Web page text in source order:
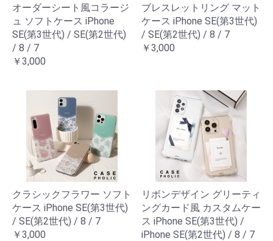
オーダーシート風コラージ
ュ ソフトケース iPhone
SE(第3世代) / SE(第2世代)
/ 8 / 7
￥3,000
ブレスレットリング マット
ケース iPhone SE(第3世代)
/ SE(第2世代) / 8 / 7
￥3,000
クラシックフラワー ソフト
ケース iPhone SE(第3世代)
/ SE(第2世代) / 8 / 7
￥3,000
リボンデザイン グリーティ
ングカード風 カスタムケー
ス iPhone SE(第3世代) /
iPhone SE(第2世代) / 8 / 7